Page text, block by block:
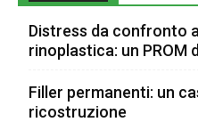
Distress da confronto
rinoplastica: un PROM
Filler permanenti: un
ricostruzione